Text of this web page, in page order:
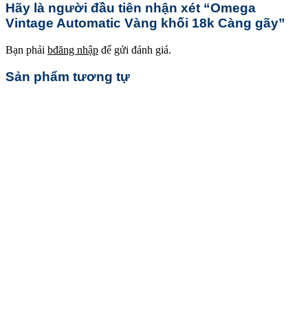
Hãy là người đầu tiên nhận xét “Omega
Vintage Automatic Vàng khối 18k Càng gãy”
Bạn phải bđăng nhập để gửi đánh giá.
Sản phẩm tương tự